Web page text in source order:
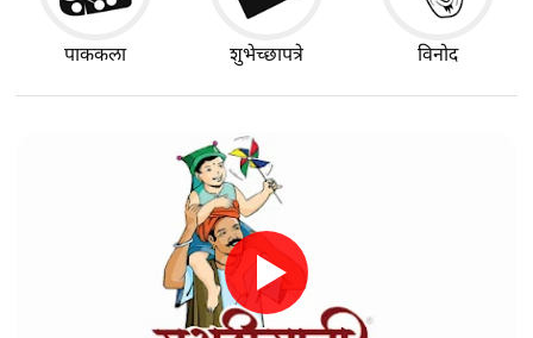
पाककला शुभेच्छापत्रे विनोद